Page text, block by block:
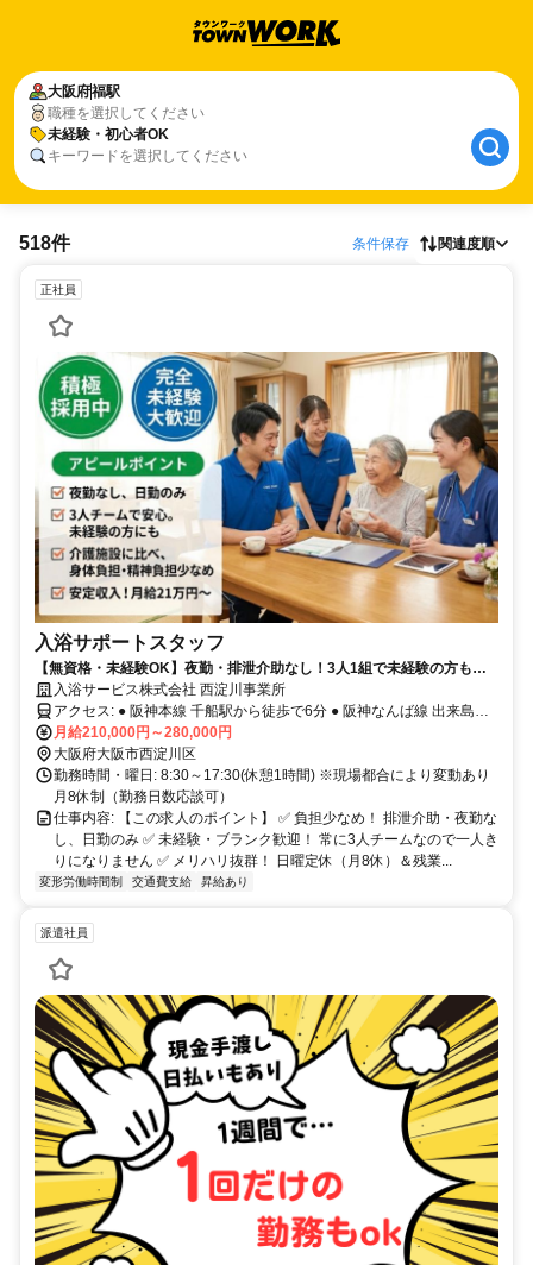
大阪府福駅
職種を選択してください
未経験・初心者OK
キーワードを選択してください
518件 条件保存 関連度順
正社員
入浴サポートスタッフ
【無資格・未経験OK】夜勤・排泄介助なし！3人1組で未経験の方も安
心！入浴サービス株式会社 西淀川事業所
アクセス: ● 阪神本線 千船駅から徒歩で6分 ● 阪神なんば線 出来島駅
から徒歩で12分 ● 阪神なんば線 福駅から徒歩で18分
月給210,000円～280,000円
大阪府大阪市西淀川区
勤務時間・曜日: 8:30～17:30(休憩1時間) ※現場都合により変動あり
月8休制（勤務日数応談可）
仕事内容: 【この求人のポイント】 ✅ 負担少なめ！ 排泄介助・夜勤な
し、日勤のみ ✅ 未経験・ブランク歓迎！ 常に3人チームなので一人き
りになりません ✅ メリハリ抜群！ 日曜定休（月8休）＆残業...
変形労働時間制 交通費支給 昇給あり
派遣社員